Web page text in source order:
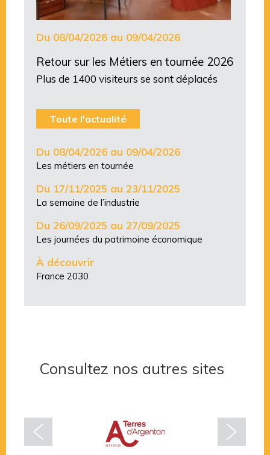
Du 08/04/2026 au 09/04/2026
Retour sur les Métiers en tournée 2026
Plus de 1400 visiteurs se sont déplacés
Toute l'actualité
Du 08/04/2026 au 09/04/2026
Les métiers en tournée
Du 17/11/2025 au 23/11/2025
La semaine de l’industrie
Du 26/09/2025 au 27/09/2025
Les journées du patrimoine économique
À découvrir
France 2030
Consultez nos autres sites